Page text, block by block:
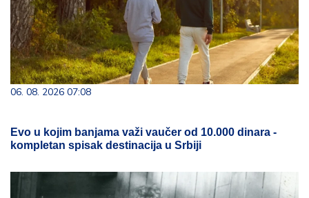
06. 08. 2026 07:08
Evo u kojim banjama važi vaučer od 10.000 dinara -
kompletan spisak destinacija u Srbiji